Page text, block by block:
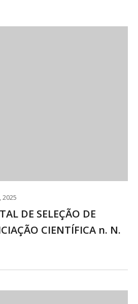
2025
DE SELEÇÃO DE
CIENTÍFICA n. N.